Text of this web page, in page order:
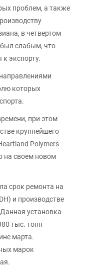
проблем, а также
в четвертом
был слабым, что
экспорту.
которых
при этом
крупнейшего
Polymers
на своем новом
срок ремонта на
и производстве
установка
тыс. тонн
марта.
марок